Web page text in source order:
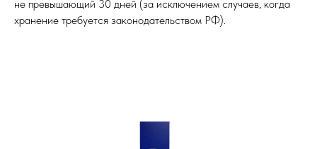
не превышающий 30 дней (за исключением случаев, когда
хранение требуется законодательством РФ).